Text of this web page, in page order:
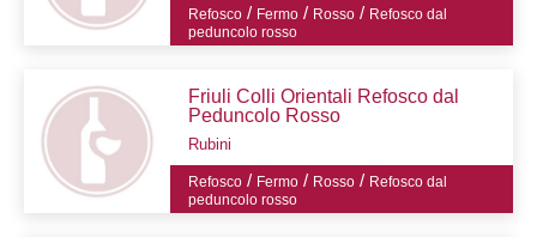
Refosco / Fermo / Rosso / Refosco dal
peduncolo rosso
Friuli Colli Orientali Refosco dal
Peduncolo Rosso
Rubini
Refosco / Fermo / Rosso / Refosco dal
peduncolo rosso